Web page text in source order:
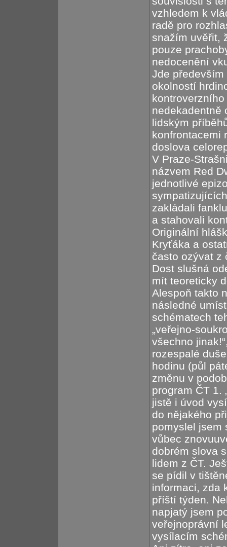
vzhledem k
radě pro
snažím uvěřit,
pouze
nedocenění
Jde
okolností
kontroverzního
nedekadentně
lidským
konfrontacemi
doslova
V Praze-
názvem Red
jednotlivé
zakládali
a stahovali
Originální
Kryťáka a
často ozývat z
Dost slušná
mít teoreticky
Alespoň takto
následné
schématech
„veřejno-
všechno
rozespalé
hodinu (půl
změnu v
program ČT 1.
jistě i úvod
do nějakého
pomyslel jsem
vůbec
dobrém slova
lidem z ČT.
se pídil v
informaci, zda
příští týden.
napjatý jsem
veřejnoprávní
vysílacím